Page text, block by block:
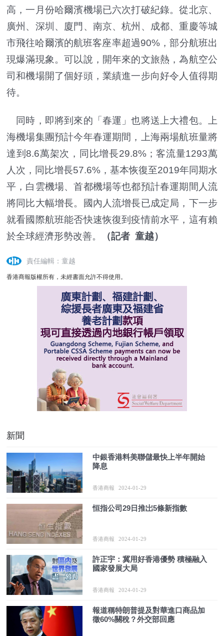
高，一月份哈爾濱機場已六次打破紀錄。從北京、
廣州、深圳、廈門、南京、杭州、成都、重慶等城
市飛往哈爾濱的航班客座率超過90%，部分航班出
現爆滿現象。可以說，開年來的文旅熱，為航空公
司和機場開了個好頭，業績進一步向好令人值得期
待。
同時，即將到來的「春運」也將送上大禮包。上
海機場集團預計今年春運期間，上海兩場航班量將
達到8.6萬架次，同比增長29.8%；客流量1293萬
人次，同比增長57.6%，基本恢復至2019年同期水
平，白雲機場、首都機場等也都預計春運期間人流
將同比大幅增長。國內人流增長已成定局，下一步
就看國際航班能否快速恢復到疫情前水平，這有賴
於全球經濟形勢改善。
（記者 童越）
責任編輯：童越
香港商報版權所有，未經書面允許不得使用。
新聞
中銀香港料美聯儲最快上半年開始
降息
香港商報 2024-01-29
恒指公司29日推岀5條新指數
香港商報 2024-01-29
許正宇：冀用好香港優勢 積極融入
國家發展大局
香港商報 2024-01-29
報道稱特朗普提及對華進口商品加
徵60%關稅？外交部回應